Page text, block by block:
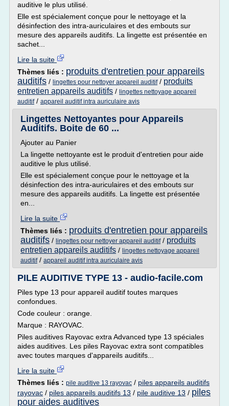
auditive le plus utilisé.
Elle est spécialement conçue pour le nettoyage et la
désinfection des intra-auriculaires et des embouts sur
mesure des appareils auditifs. La lingette est présentée en
sachet...
Lire la suite
Thèmes liés : produits d'entretien pour appareils
auditifs / lingettes pour nettoyer appareil auditif/ produits
entretien appareils auditifs / lingettes nettoyage appareil
auditif/ appareil auditif intra auriculaire avis
Lingettes Nettoyantes pour Appareils
Auditifs. Boite de 60 ...
Ajouter au Panier
La lingette nettoyante est le produit d'entretien pour aide
auditive le plus utilisé.
Elle est spécialement conçue pour le nettoyage et la
désinfection des intra-auriculaires et des embouts sur
mesure des appareils auditifs. La lingette est présentée
en...
Lire la suite
Thèmes liés : produits d'entretien pour appareils
auditifs / lingettes pour nettoyer appareil auditif/ produits
entretien appareils auditifs / lingettes nettoyage appareil
auditif/ appareil auditif intra auriculaire avis
PILE AUDITIVE TYPE 13 - audio-facile.com
Piles type 13 pour appareil auditif toutes marques
confondues.
Code couleur : orange.
Marque : RAYOVAC.
Piles auditives Rayovac extra Advanced type 13 spéciales
aides auditives. Les piles Rayovac extra sont compatibles
avec toutes marques d'appareils auditifs...
Lire la suite
Thèmes liés : pile auditive 13 rayovac / piles appareils auditifs
rayovac / piles appareils auditifs 13 / pile auditive 13 / piles
pour aides auditives